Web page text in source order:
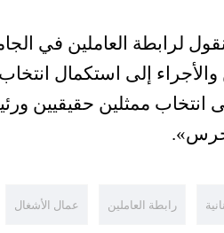
لرابطة العاملين في
والأجراء إلى استكمال
انتخاب ممثلين حقيقيين
رابطة العاملين عمال الأشغال